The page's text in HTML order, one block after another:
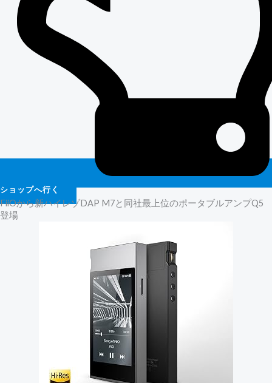
ショップへ行く
FiiOから新ハイレゾDAP M7と同社最上位のポータブルアンプQ5
登場